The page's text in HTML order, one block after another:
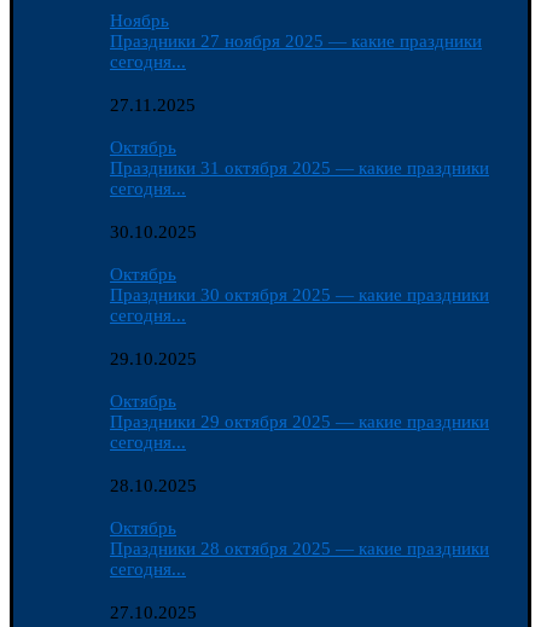
Ноябрь
Праздники 27 ноября 2025 — какие праздники
сегодня...
27.11.2025
Октябрь
Праздники 31 октября 2025 — какие праздники
сегодня...
30.10.2025
Октябрь
Праздники 30 октября 2025 — какие праздники
сегодня...
29.10.2025
Октябрь
Праздники 29 октября 2025 — какие праздники
сегодня...
28.10.2025
Октябрь
Праздники 28 октября 2025 — какие праздники
сегодня...
27.10.2025